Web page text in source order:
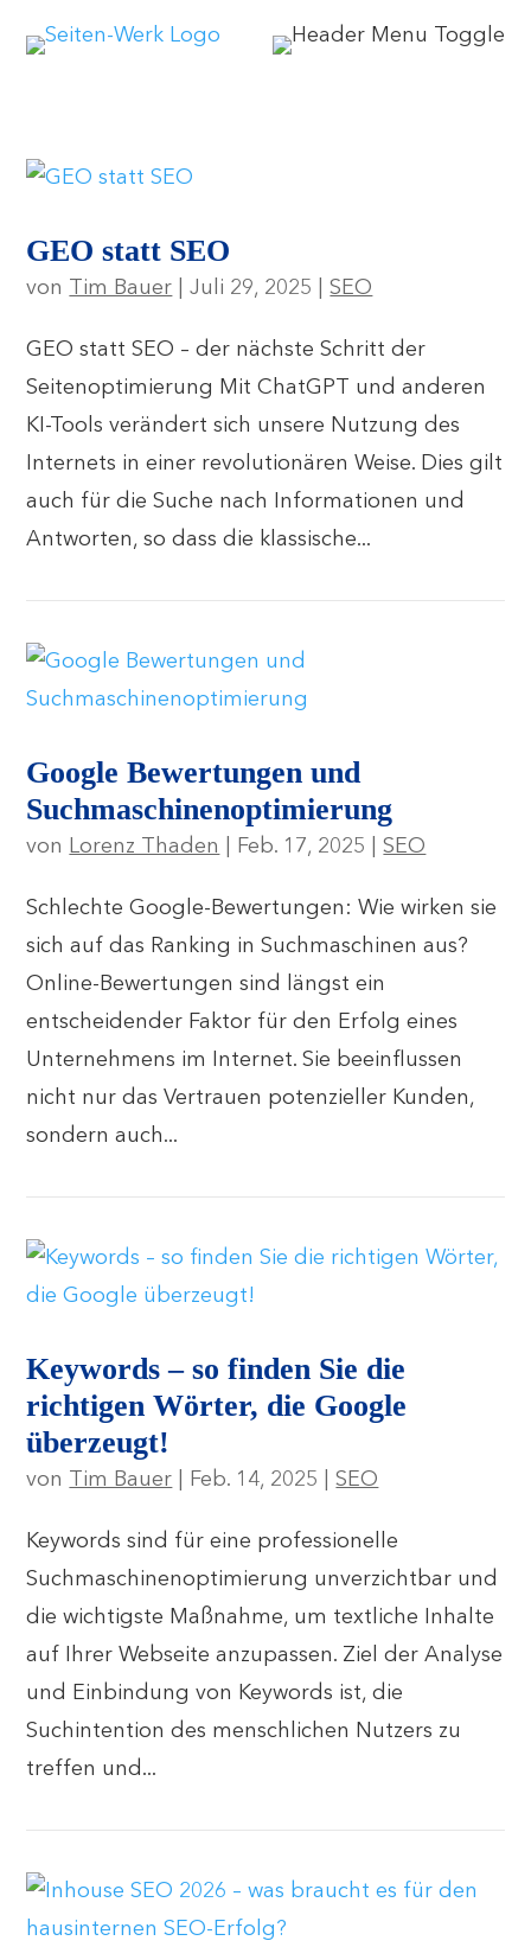
GEO statt SEO
von Tim Bauer |Juli 29, 2025 |SEO
GEO statt SEO – der nächste Schritt der
Seitenoptimierung Mit ChatGPT und anderen
KI-Tools verändert sich unsere Nutzung des
Internets in einer revolutionären Weise. Dies gilt
auch für die Suche nach Informationen und
Antworten, so dass die klassische...
Google Bewertungen und
Suchmaschinenoptimierung
von Lorenz Thaden Feb. 17, 2025 |SEO
Schlechte Google-Bewertungen: Wie wirken sie
sich auf das Ranking in Suchmaschinen aus?
Online-Bewertungen sind längst ein
entscheidender Faktor für den Erfolg eines
Unternehmens im Internet. Sie beeinflussen
nicht nur das Vertrauen potenzieller Kunden,
sondern auch...
Keywords – so finden Sie die
richtigen Wörter, die Google
überzeugt!
von Tim Bauer Feb. 14, 2025 |SEO
Keywords sind für eine professionelle
Suchmaschinenoptimierung unverzichtbar und
die wichtigste Maßnahme, um textliche Inhalte
auf Ihrer Webseite anzupassen. Ziel der Analyse
und Einbindung von Keywords ist, die
Suchintention des menschlichen Nutzers zu
treffen und...